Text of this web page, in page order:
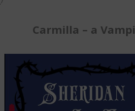
Carmilla – a